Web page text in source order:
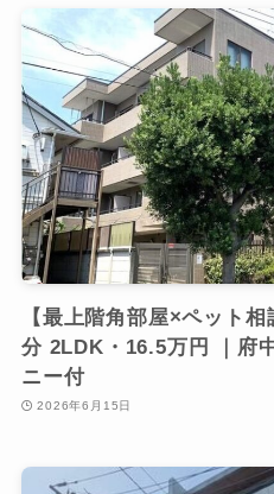
【最上階角部屋×ペット
分 2LDK・16.5万円 ｜府
ニー付
2026年6月15日